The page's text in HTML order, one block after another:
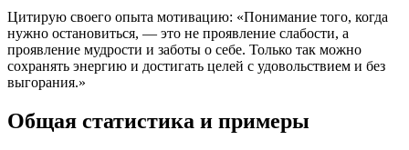
Цитирую своего опыта мотивацию: «Понимание того, когда
нужно остановиться, — это не проявление слабости, а
проявление мудрости и заботы о себе. Только так можно
сохранять энергию и достигать целей с удовольствием и без
выгорания.»
Общая статистика и примеры